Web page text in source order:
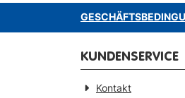
KUNDENSERVICE
Kontakt